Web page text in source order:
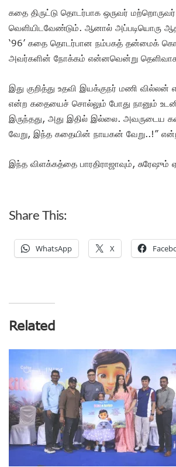
கதை திருட்டு தொடர்பாக ஒருவர்
வெளியிடவேண்டும். ஆனால் அப்படியொரு
‘96’ கதை தொடர்பான நம்பகத் தன்மைக்
அவர்களின் நோக்கம் என்னவென்று தெளிவாக
இது குறித்து உதவி இயக்குநர் மணி
என்ற கதையைச் சொல்லும் போது நானும்
இருந்தது, அது இதில் இல்லை. அவருடைய
வேறு, இந்த கதையின் நாயகன் வேறு..!”
இந்த விளக்கத்தை பாரதிராஜாவும், சுரேஷும்
Share This:
WhatsApp X
Related